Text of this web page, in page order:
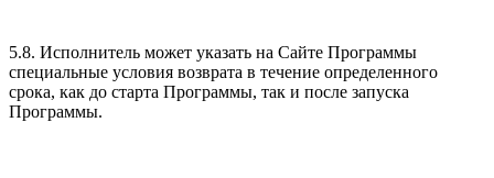
5.8. Исполнитель может указать на Сайте Программы
специальные условия возврата в течение определенного
срока, как до старта Программы, так и после запуска
Программы.